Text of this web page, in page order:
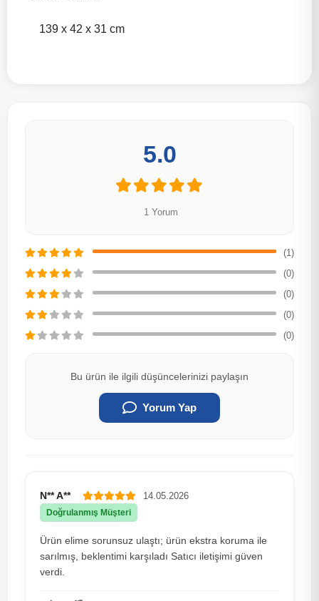
139 x 42 x 31 cm
5.0
1 Yorum
(1)
(0)
(0)
(0)
(0)
Bu ürün ile ilgili düşüncelerinizi paylaşın
Yorum Yap
N** A** 14.05.2026
Doğrulanmış Müşteri
Ürün elime sorunsuz ulaştı; ürün ekstra koruma ile
sarılmış, beklentimi karşıladı Satıcı iletişimi güven
verdi.